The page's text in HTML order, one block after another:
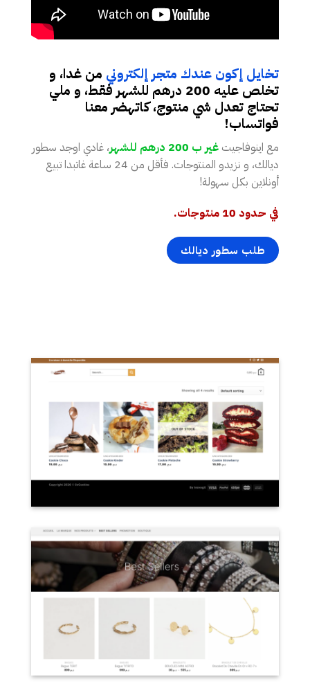
تخايل إكون عندك متجر إلكتروني من غدا، و
تخلص عليه 200 درهم للشهر فقط، و ملي
تحتاج تعدل شي منتوج، كاتهضر معنا
فواتساب!
مع اينوفاجيت غير ب 200 درهم للشهر
، غادي اوجد سطور
ديالك، و نزيدو المنتوجات. فأقل من 24 ساعة غاتبدا تبيع
أونلاين بكل سهولة!
في حدود 10 منتوجات.
طلب سطور ديالك